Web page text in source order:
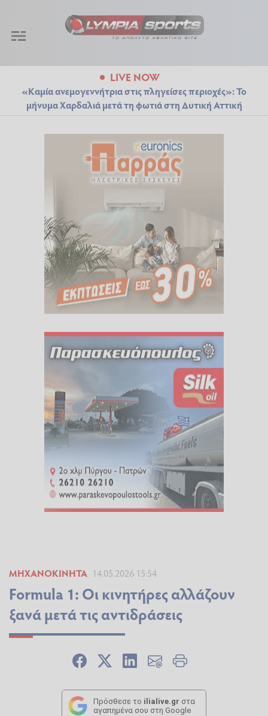
LIVE NOW
«Καμία ανεμογεννήτρια στις πληγείσες περιοχές»: Το
μήνυμα Χαρδαλιά μετά τη φωτιά στη Δυτική Αττική
ΜΗΧΑΝΟΚΊΝΗΤΑ 14.05.2026 15:54
Formula 1: Οι κινητήρες αλλάζουν
ξανά μετά τις αντιδράσεις
Πρόσθεσε το ilialive.gr στα
αγαπημένα σου στη Google